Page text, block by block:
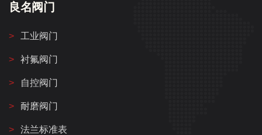
良名阀门
工业阀门
衬氟阀门
自控阀门
耐磨阀门
法兰标准表